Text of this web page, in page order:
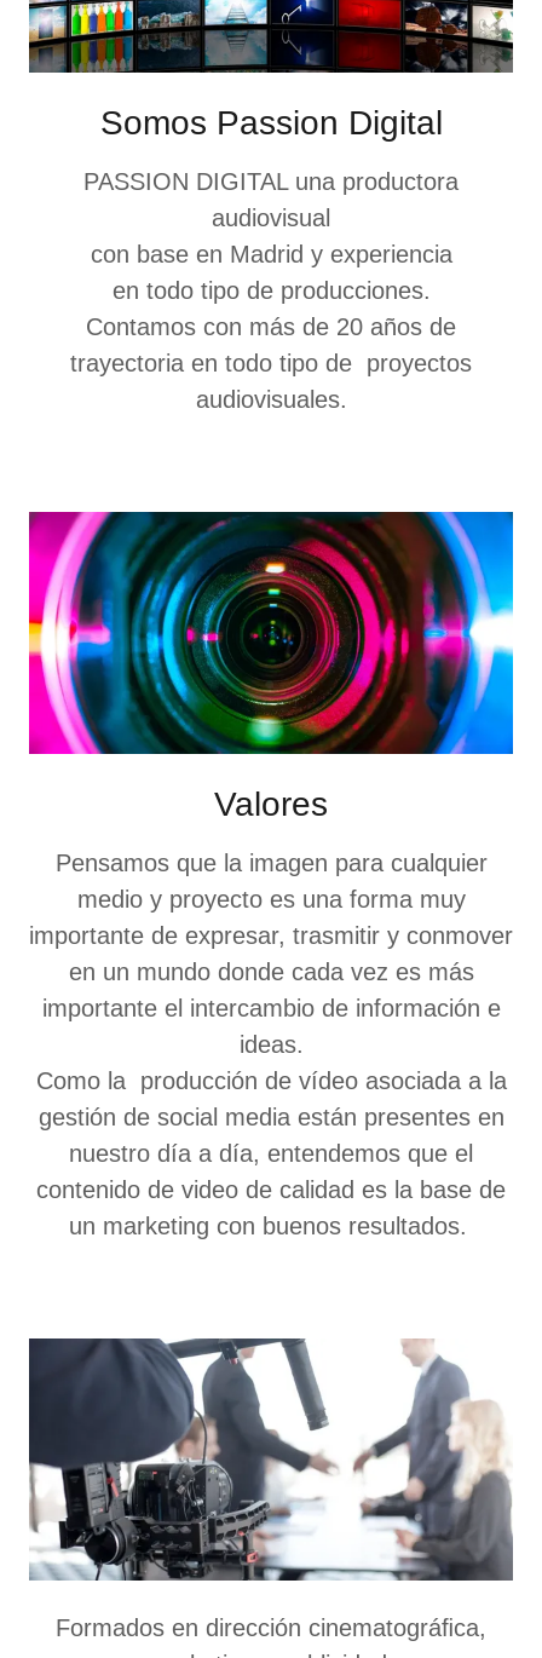
Somos Passion Digital
PASSION DIGITAL una productora
audiovisual
con base en Madrid y experiencia
en todo tipo de producciones.
Contamos con más de 20 años de
trayectoria en todo tipo de proyectos
audiovisuales.
Valores
Pensamos que la imagen para cualquier
medio y proyecto es una forma muy
importante de expresar, trasmitir y conmover
en un mundo donde cada vez es más
importante el intercambio de información e
ideas.
Como la producción de vídeo asociada a la
gestión de social media están presentes en
nuestro día a día, entendemos que el
contenido de video de calidad es la base de
un marketing con buenos resultados.
Formados en dirección cinematográﬁca,